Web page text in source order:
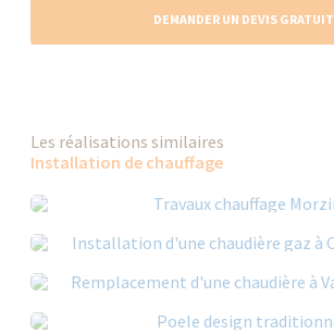
DEMANDER UN DEVIS GRATUIT
Les réalisations similaires
Installation de chauffage